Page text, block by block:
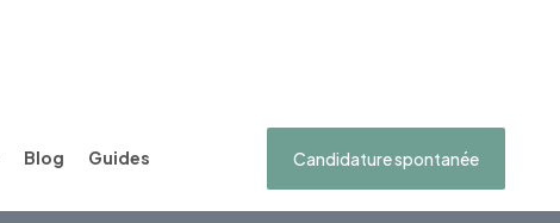
Blog Guides Candidature spontanée